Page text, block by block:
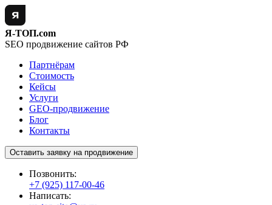
Я-ТОП.com
SEO продвижение сайтов РФ
Партнёрам
Стоимость
Кейсы
Услуги
GEO-продвижение
Блог
Контакты
Оставить заявку на продвижение
Позвонить:
+7 (925) 117-00-46
Написать: